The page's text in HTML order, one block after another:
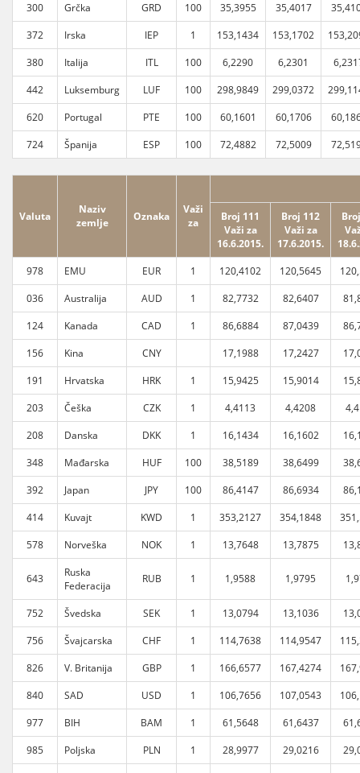
300
Grčka GRD 100 35,3955 35,4017
372
Irska IEP 1 153,1434 153,1702
380
Italija ITL 100 6,2290 6,2301
442
Luksemburg LUF 100 298,9849 299,0372
620
Portugal PTE 100 60,1601 60,1706
724
Španija ESP 100 72,4882 72,5009
Valuta
Naziv
zemlje
Oznaka
Važi
za
Broj 111
Važi za
16.6.2015.
Broj 112
Važi za
17.6.2015.
978
EMU EUR 1 120,4102 120,5645
036
Australija AUD 1 82,7732 82,6407
124
Kanada CAD 1 86,6884 87,0439
156
Kina CNY 17,1988 17,2427
191
Hrvatska HRK 1 15,9425 15,9014
203
Češka CZK 1 4,4113 4,4208
208
Danska DKK 1 16,1434 16,1602
348
Mađarska HUF 100 38,5189 38,6499
392
Japan JPY 100 86,4147 86,6934
414
Kuvajt KWD 1 353,2127 354,1848
578
Norveška NOK 1 13,7648 13,7875
643
Ruska
Federacija
RUB 1 1,9588 1,9795
752 Švedska SEK 1 13,0794 13,1036
756
Švajcarska CHF 1 114,7638 114,9547
826
V. Britanija GBP 1 166,6577 167,4274
840
SAD USD 1 106,7656 107,0543
977
BIH BAM 1 61,5648 61,6437
985
Poljska PLN 1 28,9977 29,0216